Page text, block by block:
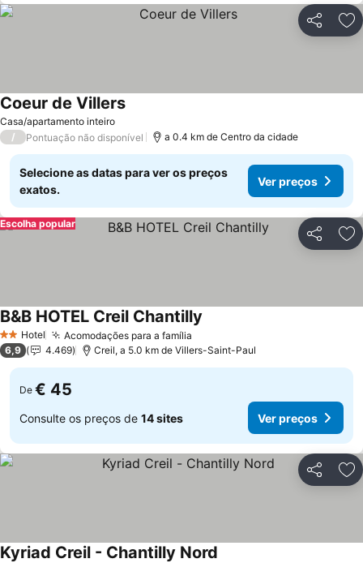
Partilhar
Casa/apartamento inteiro
Coeur de Villers
/ Pontuação não disponível a 0.4 km de Centro da cidade
Selecione as datas para ver os preços
exatos.
Ver preços
Partilhar
Escolha popular
2 Estrelas
Hotel Acomodações para a família
B&B HOTEL Creil Chantilly
6,9 4.469 Creil, a 5.0 km de Villers-Saint-Paul
De € 45
Consulte os preços de 14 sites Ver preços
Partilhar
Kyriad Creil - Chantilly Nord